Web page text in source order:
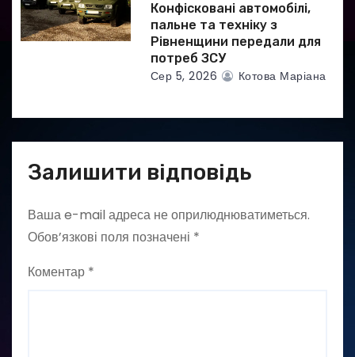
Конфісковані автомобілі,
пальне та техніку з
Рівненщини передали для
потреб ЗСУ
Сер 5, 2026 Котова Маріана
Залишити відповідь
Ваша e-mail адреса не оприлюднюватиметься.
Обов’язкові поля позначені *
Коментар *